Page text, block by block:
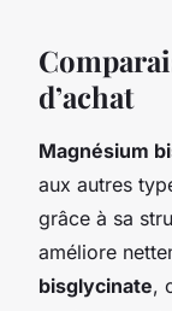
d’achat
Magnésium
aux autres
grâce à sa
améliore
bisglycinate,